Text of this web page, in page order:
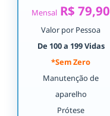
Mensal R$ 79,90
Valor por Pessoa
De 100 a 199 Vidas
*Sem Zero
Manutenção de
aparelho
Prótese